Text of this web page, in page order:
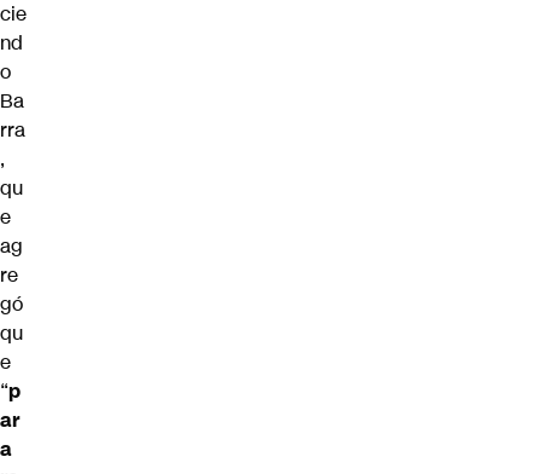
cie
nd
o
Ba
rra
,
qu
e
ag
re
gó
qu
e
“p
ar
a